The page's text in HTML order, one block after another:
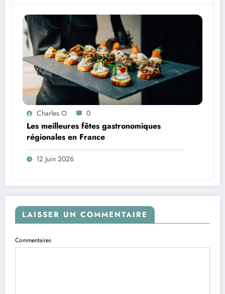
Charles O 0
Les meilleures fêtes gastronomiques
régionales en France
12 Juin 2026
LAISSER UN COMMENTAIRE
Commentaires